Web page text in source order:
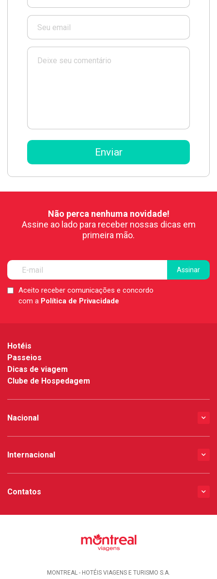
Não perca nenhuma novidade!
Assine ao lado para receber nossas dicas em
primeira mão.
LGPDAceito receber comunicações e concordo
com a Política de Privacidade
Hotéis
Passeios
Dicas de viagem
Clube de Hospedagem
Nacional
Internacional
Contatos
MONTREAL - HOTÉIS VIAGENS E TURISMO S.A.